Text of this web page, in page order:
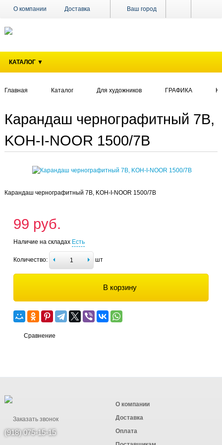
Ваш город
О компании Доставка
Акции
КАТАЛОГ ▼
Главная Каталог Для художников ГРАФИКА
Карандаш чернографитный 7B,
KOH-I-NOOR 1500/7B
Карандаш чернографитный 7B, KOH-I-NOOR 1500/7B
99 руб.
Наличие на складах Есть
Количество: шт
В корзину
Сравнение
Заказать звонок
(918) 075-15-15
О компании
Доставка
Оплата